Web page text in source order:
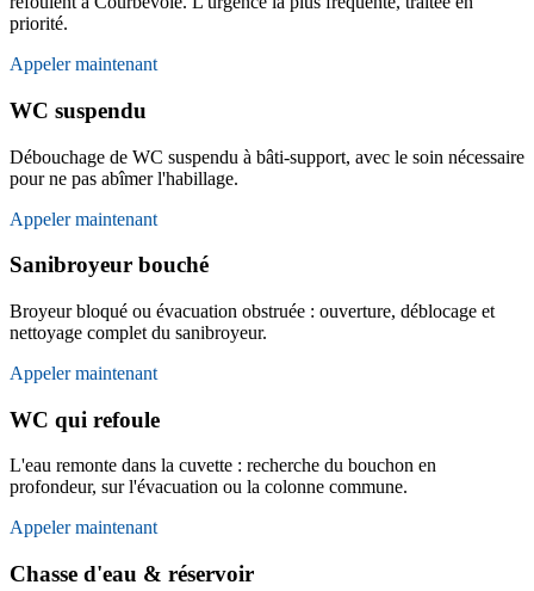
priorité.
Appeler maintenant
WC suspendu
Débouchage de WC suspendu à bâti-support, avec le soin nécessaire
pour ne pas abîmer l'habillage.
Appeler maintenant
Sanibroyeur bouché
Broyeur bloqué ou évacuation obstruée : ouverture, déblocage et
nettoyage complet du sanibroyeur.
Appeler maintenant
WC qui refoule
L'eau remonte dans la cuvette : recherche du bouchon en
profondeur, sur l'évacuation ou la colonne commune.
Appeler maintenant
Chasse d'eau & réservoir